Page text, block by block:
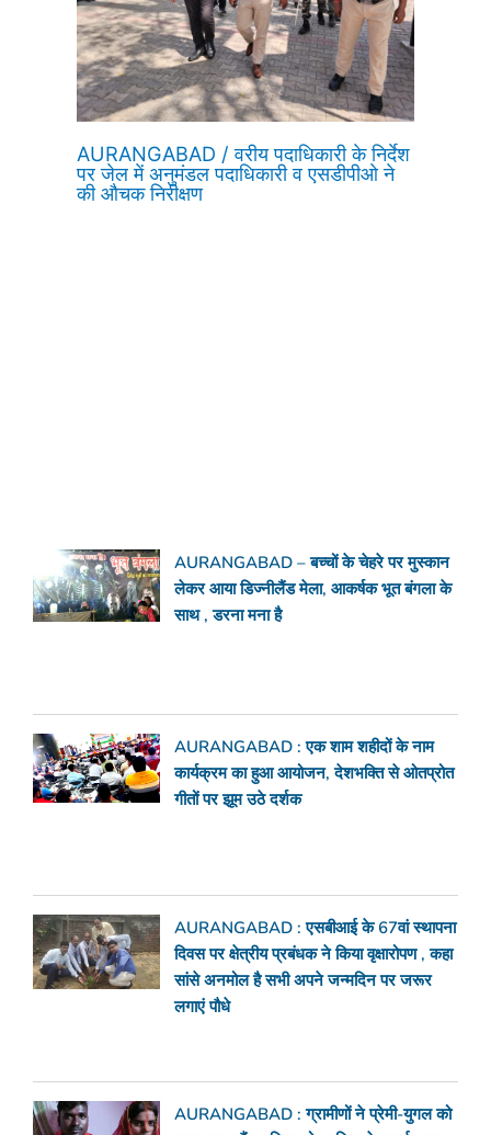
AURANGABAD / वरीय पदाधिकारी के निर्देश
पर जेल में अनुमंडल पदाधिकारी व एसडीपीओ ने
की औचक निरीक्षण
AURANGABAD – बच्चों के चेहरे पर मुस्कान
लेकर आया डिज्नीलैंड मेला, आकर्षक भूत बंगला के
साथ , डरना मना है
AURANGABAD : एक शाम शहीदों के नाम
कार्यक्रम का हुआ आयोजन, देशभक्ति से ओतप्रोत
गीतों पर झूम उठे दर्शक
AURANGABAD : एसबीआई के 67वां स्थापना
दिवस पर क्षेत्रीय प्रबंधक ने किया वृक्षारोपण , कहा
सांसे अनमोल है सभी अपने जन्मदिन पर जरूर
लगाएं पौधे
AURANGABAD : ग्रामीणों ने प्रेमी-युगल को